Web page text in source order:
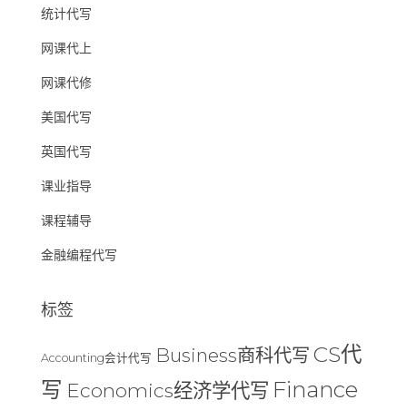
统计代写
网课代上
网课代修
美国代写
英国代写
课业指导
课程辅导
金融编程代写
标签
Accounting会计代写 Business商科代写 CS代
写 Economics经济学代写 Finance